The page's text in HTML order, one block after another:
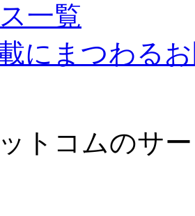
一覧
にまつわる
トコムのサ